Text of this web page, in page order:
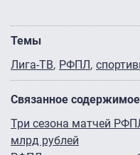
Темы
Лига-ТВ РФПЛ
Связанное содержимое
Три сезона матчей
млрд рублей